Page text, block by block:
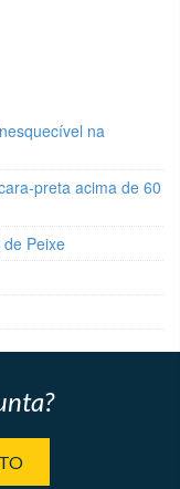
na
preta acima de 60
Peixe